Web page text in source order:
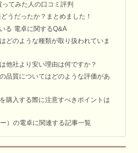
てみた人の口コミ評判
どうだったか？まとめました！
る 電卓に関するQ&A
どのような種類が取り扱われていま
他社より安い理由は何ですか？
品質についてはどのような評価があ
購入する際に注意すべきポイントは
ー）の電卓に関連する記事一覧